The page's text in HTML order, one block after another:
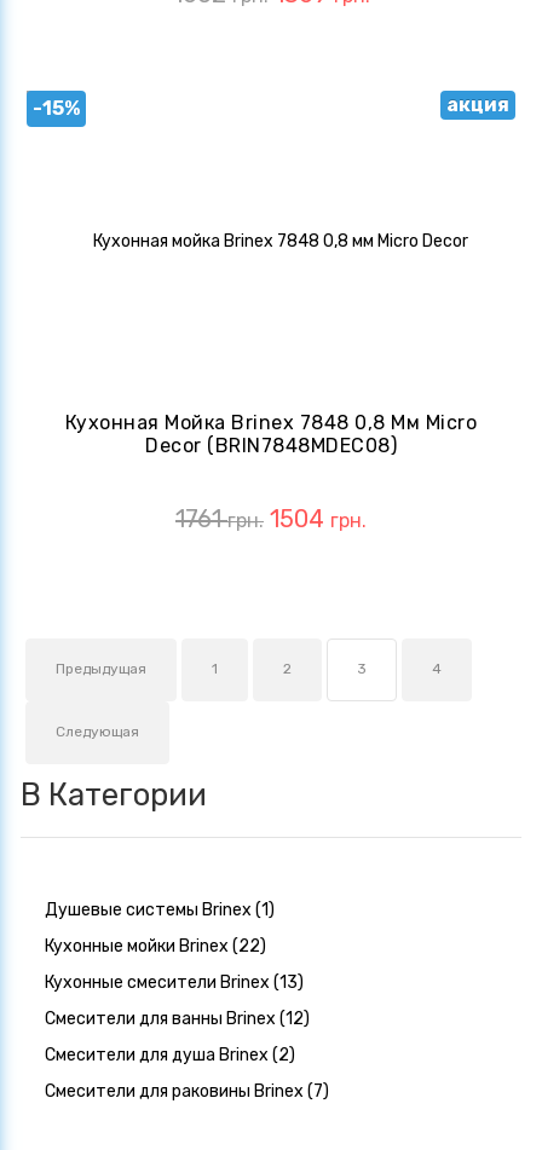
-15% акция
Кухонная Мойка Brinex 7848 0,8 Мм Micro
Decor (BRIN7848MDEC08)
1761грн. 1504 грн.
Предыдущая 1 2 3 4
Следующая
В Категории
Душевые системы Brinex (1)
Кухонные мойки Brinex (22)
Кухонные смесители Brinex (13)
Смесители для ванны Brinex (12)
Смесители для душа Brinex (2)
Смесители для раковины Brinex (7)